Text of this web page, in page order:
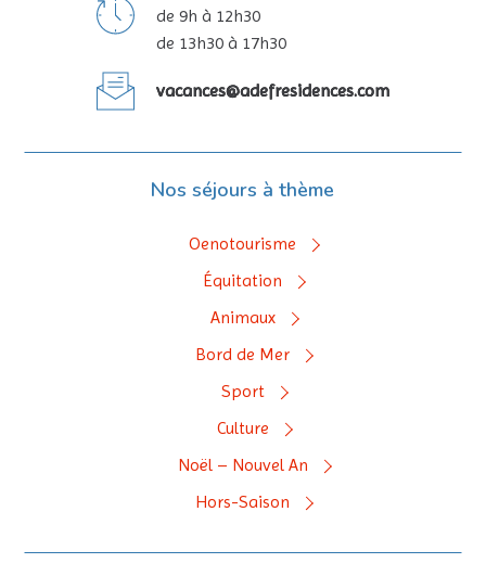
de 9h à 12h30
de 13h30 à 17h30
vacances@adefresidences.com
Nos séjours à thème
Oenotourisme
Équitation
Animaux
Bord de Mer
Sport
Culture
Noël – Nouvel An
Hors-Saison